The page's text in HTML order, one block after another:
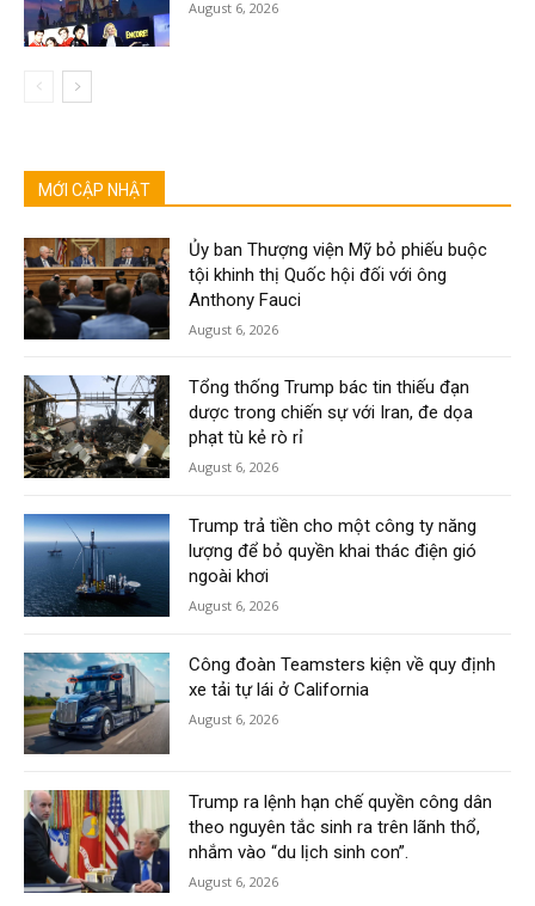
August 6, 2026
MỚI CẬP NHẬT
Ủy ban Thượng viện Mỹ bỏ phiếu buộc
tội khinh thị Quốc hội đối với ông
Anthony Fauci
August 6, 2026
Tổng thống Trump bác tin thiếu đạn
dược trong chiến sự với Iran, đe dọa
phạt tù kẻ rò rỉ
August 6, 2026
Trump trả tiền cho một công ty năng
lượng để bỏ quyền khai thác điện gió
ngoài khơi
August 6, 2026
Công đoàn Teamsters kiện về quy định
xe tải tự lái ở California
August 6, 2026
Trump ra lệnh hạn chế quyền công dân
theo nguyên tắc sinh ra trên lãnh thổ,
nhắm vào “du lịch sinh con”.
August 6, 2026